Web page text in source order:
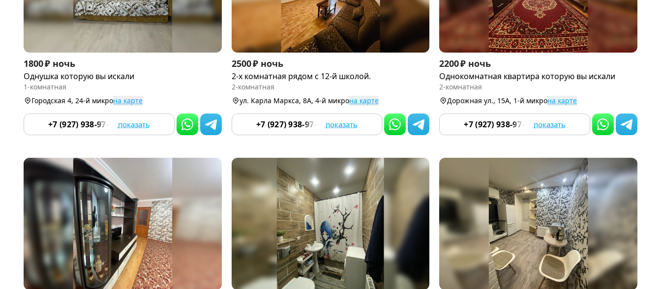
Item
1
of
1800 ₽ ночь
Однушка которую вы искали
1-комнатная
Городская 4, 24-й микрона карте
+7 (927) 938-97-70показать
Item
1
of
2500 ₽ ночь
2-х комнатная рядом с 12-й школой.
2-комнатная
ул. Карла Маркса, 8А, 4-й микрона карте
+7 (927) 938-97-70показать
Item
1
of
2200 ₽ ночь
Однокомнатная квартира которую вы искали
2-комнатная
Дорожная ул., 15А, 1-й микрона карте
+7 (927) 938-97-70показать